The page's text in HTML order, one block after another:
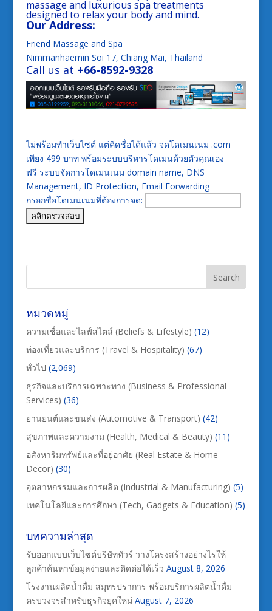
massage and luxurious spa treatments
designed to relax your body and mind.
Our Address:
Friend Massage and Spa
Nimmanhaemin Soi 17, Chiang Mai, Thailand
Call us at +66-8592-9328
ไม่พร้อมทำเว็บไซต์ แต่คิดชื่อได้แล้ว จดโดเมนเนม .com
เพียง 499 บาท พร้อมระบบบริหารโดเมนด้วยตัวคุณเอง
ฟรี ระบบจัดการโดเมนเนม domain name, DNS
Management, ID Protection, Email Forwarding
กรอกชื่อโดเมนเนมที่ต้องการจด:
หมวดหมู่
ความเชื่อและไลฟ์สไตล์ (Beliefs & Lifestyle) (12)
ท่องเที่ยวและบริการ (Travel & Hospitality) (67)
ทั่วไป (2,069)
ธุรกิจและบริการเฉพาะทาง (Business & Professional
Services) (36)
ยานยนต์และขนส่ง (Automotive & Transport) (42)
สุขภาพและความงาม (Health, Medical & Beauty) (11)
อสังหาริมทรัพย์และที่อยู่อาศัย (Real Estate & Home
Decor) (30)
อุตสาหกรรมและการผลิต (Industrial & Manufacturing) (5)
เทคโนโลยีและการศึกษา (Tech, Gadgets & Education) (5)
บทความล่าสุด
รับออกแบบเว็บไซต์บริษัททัวร์ วางโครงสร้างอย่างไรให้
ลูกค้าค้นหาข้อมูลง่ายและติดต่อได้เร็ว August 8, 2026
โรงงานผลิตน้ำดื่ม สมุทรปราการ พร้อมบริการผลิตน้ำดื่ม
ครบวงจรสำหรับธุรกิจยุคใหม่ August 7, 2026